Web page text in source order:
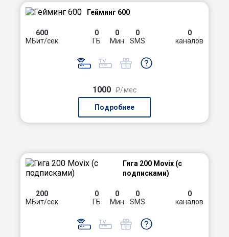
Гейминг 600
600
МБит/сек
0
ГБ
0
Мин
0
SMS
0
каналов
1000 ₽/мес
Подробнее
Гига 200 Movix (с
подписками)
200
МБит/сек
0
ГБ
0
Мин
0
SMS
0
каналов